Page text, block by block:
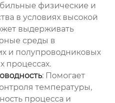
физические и
в условиях высокой
выдерживать
среды в
и полупроводниковых
процессах.
: Помогает
температуры,
процесса и